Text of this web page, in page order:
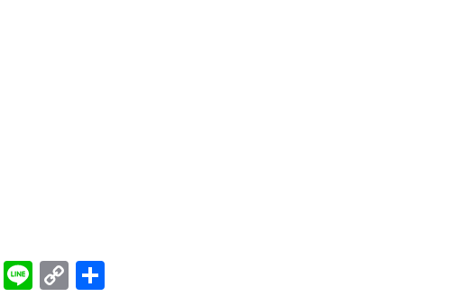
WhatsApp
LineCopy